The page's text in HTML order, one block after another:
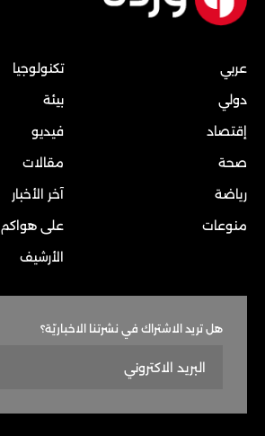
عربي
دولي
إقتصاد
صحة
رياضة
منوعات
تكنولوجيا
بيئة
فيديو
مقالات
آخر الأخبار
على هواكم
الأرشيف
هل تريد الاشتراك في نشرتنا الاخباريّة؟